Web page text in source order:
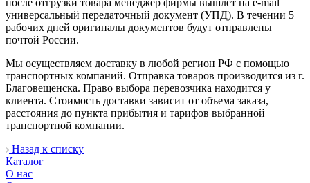
после отгрузки товара менеджер фирмы вышлет на e-mail
универсальный передаточный документ (УПД). В течении 5
рабочих дней оригиналы документов будут отправлены
почтой России.
Мы осуществляем доставку в любой регион РФ с помощью
транспортных компаний. Отправка товаров производится из г.
Благовещенска. Право выбора перевозчика находится у
клиента. Стоимость доставки зависит от объема заказа,
расстояния до пункта прибытия и тарифов выбранной
транспортной компании.
Назад к списку
Каталог
О нас